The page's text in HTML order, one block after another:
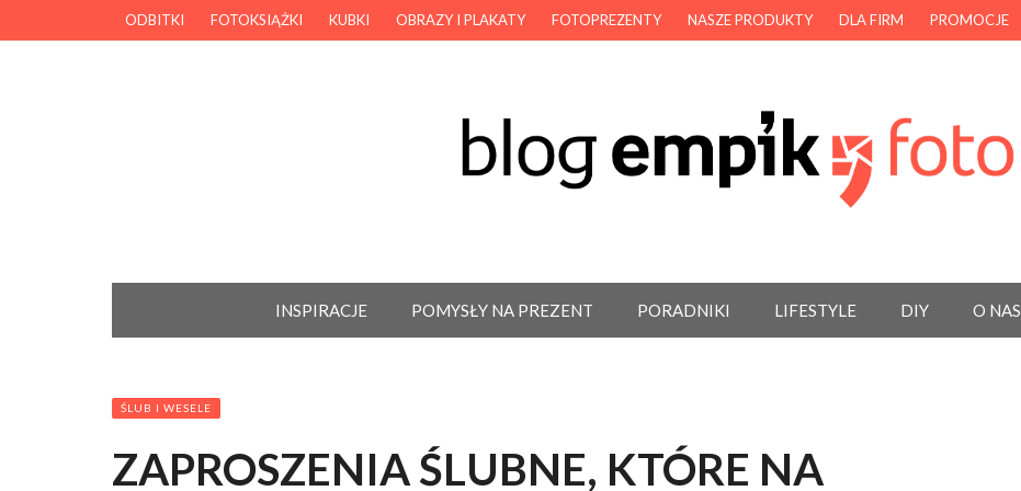
ODBITKI FOTOKSIĄŻKI KUBKI OBRAZY I PLAKATY FOTOPREZENTY NASZE PRODUKTY DLA FIRM PROMOCJE
INSPIRACJE POMYSŁY NA PREZENT PORADNIKI LIFESTYLE DIY O NAS
ŚLUB I WESELE
ZAPROSZENIA ŚLUBNE, KTÓRE NA